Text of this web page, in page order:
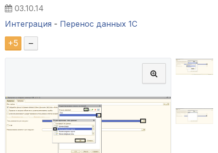
03.10.14
Интеграция - Перенос данных 1C
+5 –